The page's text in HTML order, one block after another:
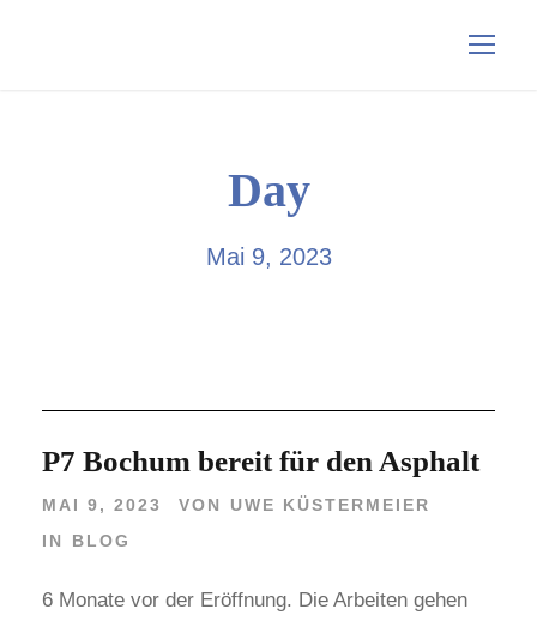
Day
Mai 9, 2023
P7 Bochum bereit für den Asphalt
MAI 9, 2023 VON
UWE KÜSTERMEIER
IN
BLOG
6 Monate vor der Eröffnung. Die Arbeiten gehen